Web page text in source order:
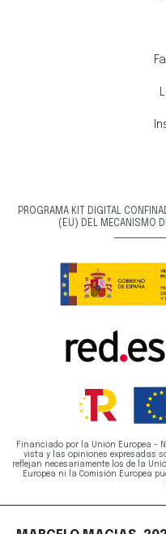
PROGRAMA KIT DIGITAL
(EU) DEL MECANISMO
Financiado por la Unión Europea -
vista y las opiniones expresadas
reflejan necesariamente los de la
Europea ni la Comisión Europea